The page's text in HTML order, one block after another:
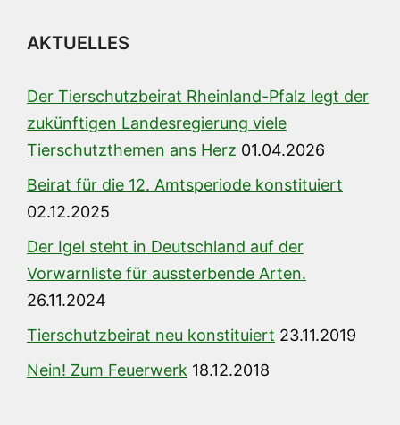
AKTUELLES
Der Tierschutzbeirat Rheinland-Pfalz legt der
zukünftigen Landesregierung viele
Tierschutzthemen ans Herz 01.04.2026
Beirat für die 12. Amtsperiode konstituiert
02.12.2025
Der Igel steht in Deutschland auf der
Vorwarnliste für aussterbende Arten.
26.11.2024
Tierschutzbeirat neu konstituiert 23.11.2019
Nein! Zum Feuerwerk 18.12.2018